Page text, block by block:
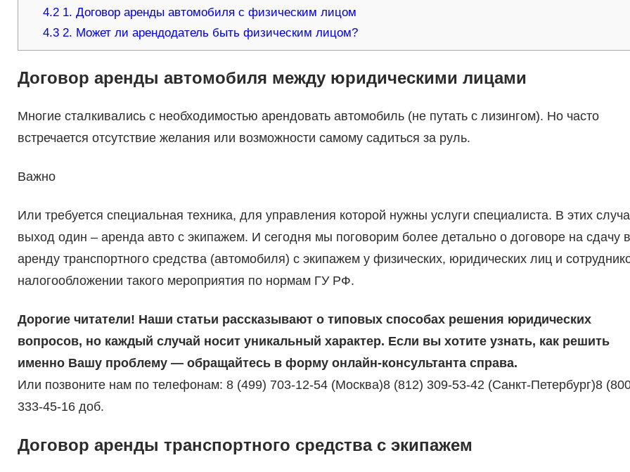
4.2 1. Договор аренды автомобиля с физическим лицом
4.3 2. Может ли арендодатель быть физическим лицом?
Договор аренды автомобиля между юридическими лицами
Многие сталкивались с необходимостью арендовать автомобиль (не путать с лизингом). Но часто
встречается отсутствие желания или возможности самому садиться за руль.
Важно
Или требуется специальная техника, для управления которой нужны услуги специалиста. В этих
выход один – аренда авто с экипажем. И сегодня мы поговорим более детально о договоре на сдачу в
аренду транспортного средства (автомобиля) с экипажем у физических, юридических лиц и
налогообложении такого мероприятия по нормам ГУ РФ.
Дорогие читатели! Наши статьи рассказывают о типовых способах решения юридических
вопросов, но каждый случай носит уникальный характер. Если вы хотите узнать, как решить
именно Вашу проблему — обращайтесь в форму онлайн-консультанта справа.
Или позвоните нам по телефонам: 8 (499) 703-12-54 (Москва)8 (812) 309-53-42 (Санкт-Петербург)8
333-45-16 доб.
Договор аренды транспортного средства с экипажем